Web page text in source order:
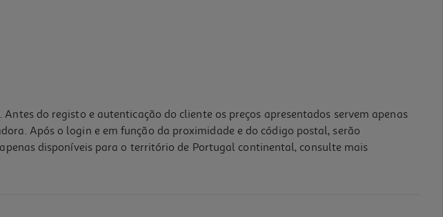
do registo e autenticação do cliente os preços apresentados servem apenas
Após o login e em função da proximidade e do código postal, serão
disponíveis para o território de Portugal continental, consulte mais